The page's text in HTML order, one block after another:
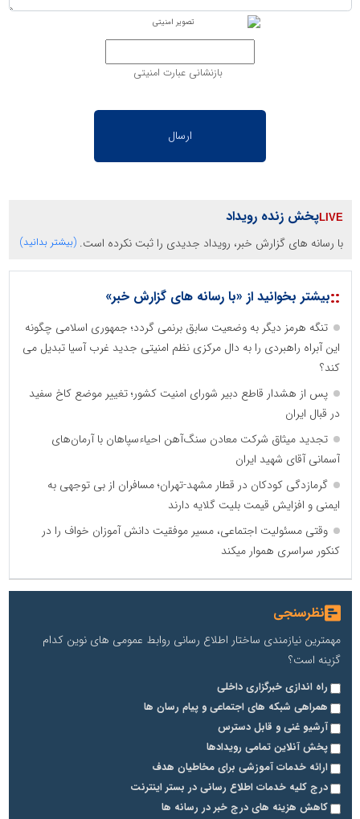
بازنشانی عبارت امنیتی
پخش زنده رویداد
با رسانه های گزارش خبر، رویداد جدیدی را ثبت نکرده است. (بیشتر بدانید)
::بیشتر بخوانید از «با رسانه های گزارش خبر»
تنگه هرمز دیگر به وضعیت سابق برنمی گردد؛ جمهوری اسلامی چگونه
این آبراه راهبردی را به دال مرکزی نظم امنیتی جدید غرب آسیا تبدیل می
کند؟
پس از هشدار قاطع دبیر شورای امنیت کشور؛ تغییر موضع کاخ سفید
در قبال ایران
تجدید میثاق شرکت معادن سنگ‌آهن احیاءسپاهان با آرمان‌های
آسمانی آقای شهید ایران
گرمازدگی کودکان در قطار مشهد-تهران؛ مسافران از بی توجهی به
ایمنی و افزایش قیمت بلیت گلایه دارند
وقتی مسئولیت اجتماعی، مسیر موفقیت دانش آموزان خواف را در
کنکور سراسری هموار میکند
نظرسنجی
مهمترین نیازمندی ساختار اطلاع رسانی روابط عمومی های نوین کدام
گزینه است؟
راه اندازی خبرگزاری داخلی
همراهی شبکه های اجتماعی و پیام رسان ها
آرشیو غنی و قابل دسترس
پخش آنلاین تمامی رویدادها
ارائه خدمات آموزشی برای مخاطیان هدف
درج کلیه خدمات اطلاع رسانی در بستر اینترنت
کاهش هزینه های درج خبر در رسانه ها